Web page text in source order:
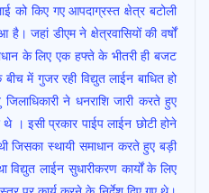
को किए गए आपदाग्रस्त क्षेत्र बटोली
जहां डीएम ने क्षेत्रवासियों की वर्षों
के लिए एक हफ्ते के भीतरी ही बजट
में गुजर रही विद्युत लाईन बाधित हो
ने धनराशि जारी करते हुए
। इसी प्रकार पाईप लाईन छोटी होने
जिसका स्थायी समाधान करते हुए बड़ी
लाईन सुधारीकरण कार्यों के लिए